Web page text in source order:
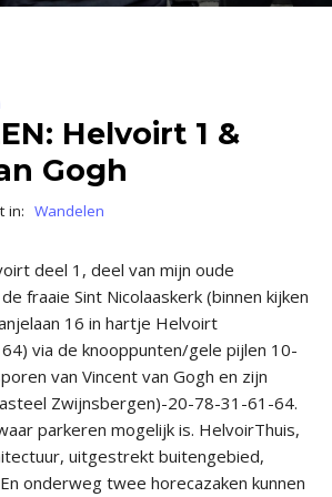
Helvoirt 1 &
Gogh
in: Wandelen
deel 1, deel van mijn oude
fraaie Sint Nicolaaskerk (binnen kijken
16 in hartje Helvoirt
via de knooppunten/gele pijlen 10-
van Vincent van Gogh en zijn
Zwijnsbergen)-20-78-31-61-64.
parkeren mogelijk is. HelvoirThuis,
uitgestrekt buitengebied,
onderweg twee horecazaken kunnen